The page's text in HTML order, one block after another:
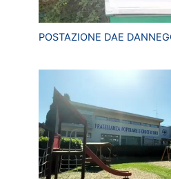
POSTAZIONE DAE